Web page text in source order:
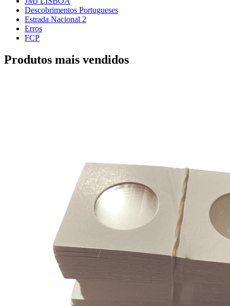
Descobrimentos Portugueses
Estrada Nacional 2
Erros
FCP
Produtos mais vendidos